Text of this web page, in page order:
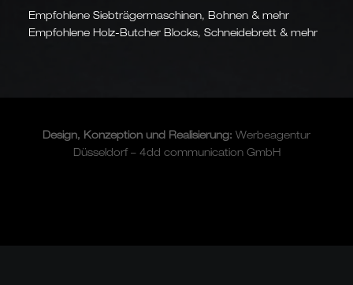
Empfohlene Siebträgermaschinen, Bohnen & mehr
Empfohlene Holz-Butcher Blocks, Schneidebrett & mehr
Design, Konzeption und Realisierung: Werbeagentur
Düsseldorf – 4dd communication GmbH